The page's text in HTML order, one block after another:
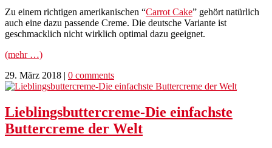
Zu einem richtigen amerikanischen “Carrot Cake” gehört natürlich
auch eine dazu passende Creme. Die deutsche Variante ist
geschmacklich nicht wirklich optimal dazu geeignet.
(mehr …)
29. März 2018 | 0 comments
Lieblingsbuttercreme-Die einfachste
Buttercreme der Welt